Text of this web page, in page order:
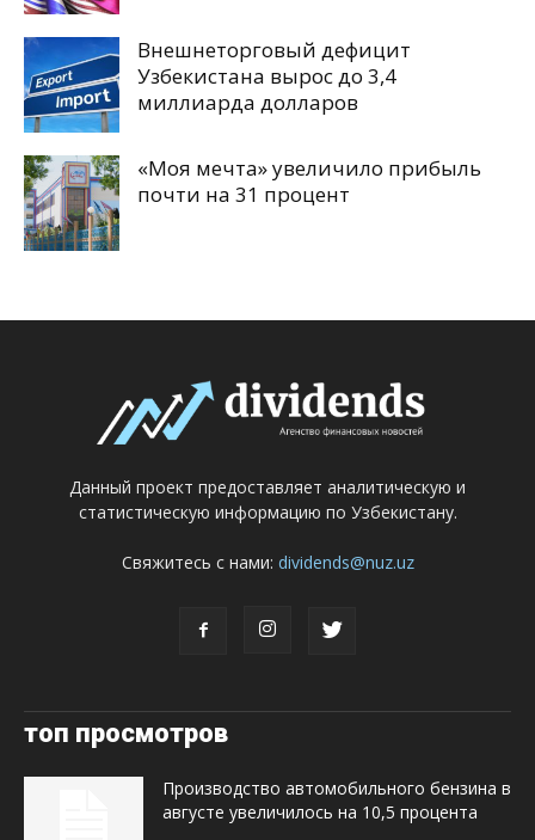
Внешнеторговый дефицит
Узбекистана вырос до 3,4
миллиарда долларов
«Моя мечта» увеличило прибыль
почти на 31 процент
Данный проект предоставляет аналитическую и
статистическую информацию по Узбекистану.
Свяжитесь с нами: dividends@nuz.uz
топ просмотров
Производство автомобильного бензина в
августе увеличилось на 10,5 процента